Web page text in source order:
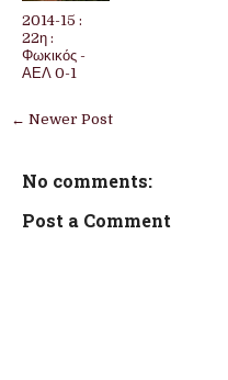
2014-15 :
22η :
Φωκικός -
ΑΕΛ 0-1
← Newer Post
No comments:
Post a Comment